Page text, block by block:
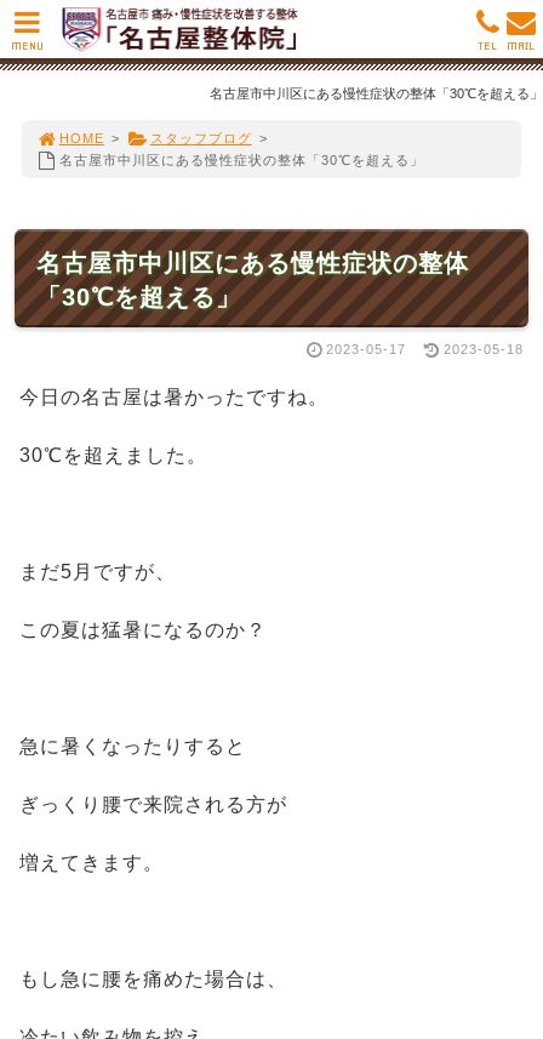
名古屋市中川区にある慢性症状の整体「30℃を超える」
HOME > スタッフブログ >
名古屋市中川区にある慢性症状の整体「30℃を超える」
名古屋市中川区にある慢性症状の整体
「30℃を超える」
2023-05-17 2023-05-18
今日の名古屋は暑かったですね。
30℃を超えました。
まだ5月ですが、
この夏は猛暑になるのか？
急に暑くなったりすると
ぎっくり腰で来院される方が
増えてきます。
もし急に腰を痛めた場合は、
MENU MAIL
TEL